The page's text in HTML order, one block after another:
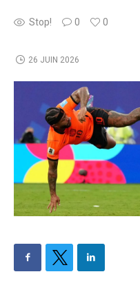
Stop! 0 0
26 JUIN 2026